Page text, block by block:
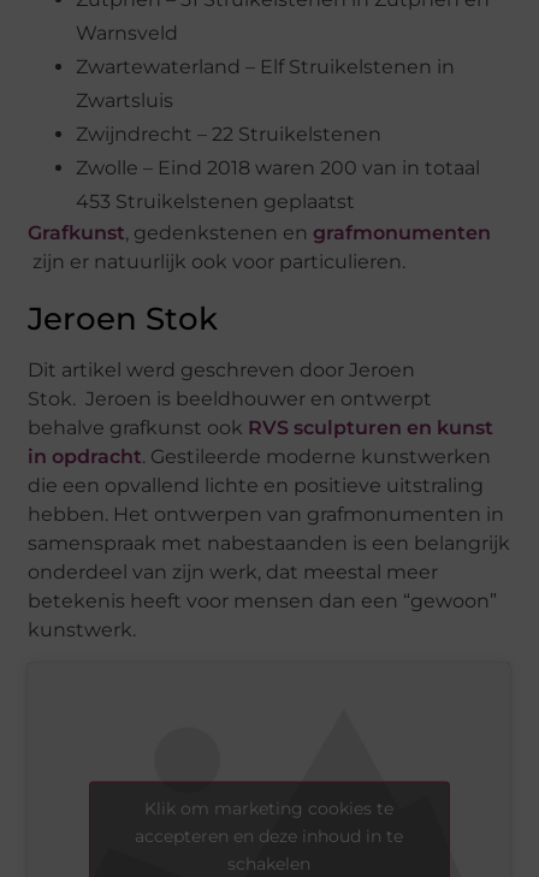
Warnsveld
Zwartewaterland – Elf Struikelstenen in
Zwartsluis
Zwijndrecht – 22 Struikelstenen
Zwolle – Eind 2018 waren 200 van in totaal
453 Struikelstenen geplaatst
Grafkunst, gedenkstenen engrafmonumenten
zijn er natuurlijk ook voor particulieren.
Jeroen Stok
Dit artikel werd geschreven door Jeroen
Stok. Jeroen is beeldhouwer en ontwerpt
behalve grafkunst ook RVS sculpturen en kunst
in opdracht. Gestileerde moderne kunstwerken
die een opvallend lichte en positieve uitstraling
hebben. Het ontwerpen van grafmonumenten in
samenspraak met nabestaanden is een belangrijk
onderdeel van zijn werk, dat meestal meer
betekenis heeft voor mensen dan een “gewoon”
kunstwerk.
Klik om marketing cookies te
accepteren en deze inhoud in te
schakelen